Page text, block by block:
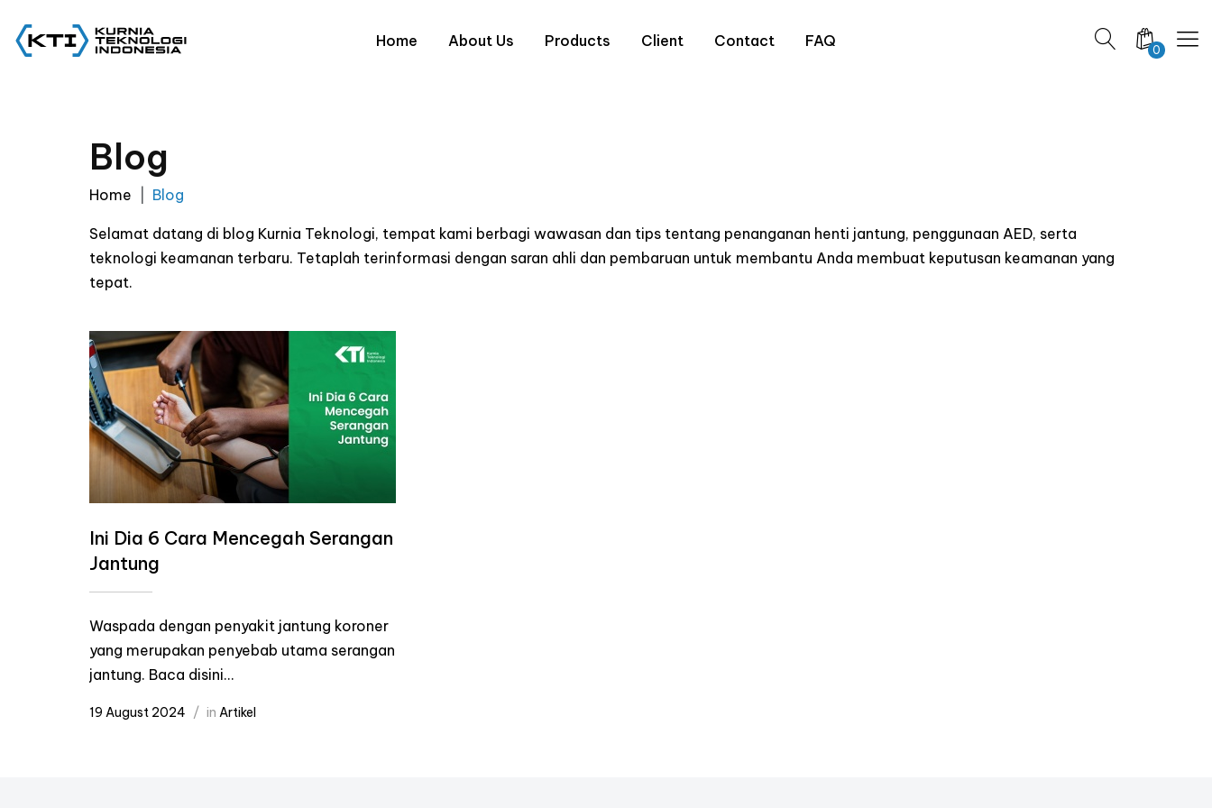
Home About Us Products Client Contact FAQ 0
Blog
Home Blog
Selamat datang di blog Kurnia Teknologi, tempat kami berbagi wawasan dan tips tentang penanganan henti jantung, penggunaan AED, serta
teknologi keamanan terbaru. Tetaplah terinformasi dengan saran ahli dan pembaruan untuk membantu Anda membuat keputusan keamanan yang
tepat.
Ini Dia 6 Cara Mencegah Serangan
Jantung
Waspada dengan penyakit jantung koroner
yang merupakan penyebab utama serangan
jantung. Baca disini...
19 August 2024 in Artikel